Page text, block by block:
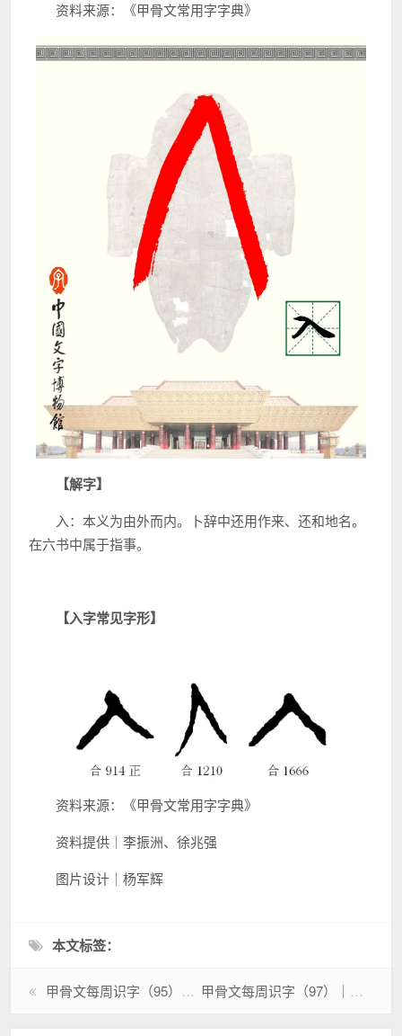
资料来源：《甲骨文常用字字典》
【解字】
入：本义为由外而内。卜辞中还用作来、还和地名。
在六书中属于指事。
【入字常见字形】
资料来源：《甲骨文常用字字典》
资料提供｜李振洲、徐兆强
图片设计｜杨军辉
本文标签：
甲骨文每周识字（95）｜出、兵 甲骨文每周识字（97）｜改、革